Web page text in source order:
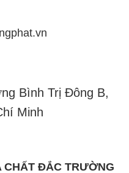
Bình Trị Đông B,
Minh
CHẤT ĐẮC TRƯỜNG